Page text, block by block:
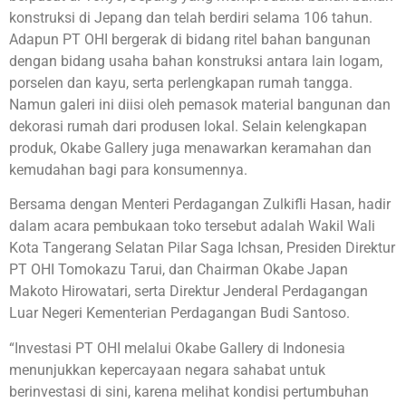
konstruksi di Jepang dan telah berdiri selama 106 tahun.
Adapun PT OHI bergerak di bidang ritel bahan bangunan
dengan bidang usaha bahan konstruksi antara lain logam,
porselen dan kayu, serta perlengkapan rumah tangga.
Namun galeri ini diisi oleh pemasok material bangunan dan
dekorasi rumah dari produsen lokal. Selain kelengkapan
produk, Okabe Gallery juga menawarkan keramahan dan
kemudahan bagi para konsumennya.
Bersama dengan Menteri Perdagangan Zulkifli Hasan, hadir
dalam acara pembukaan toko tersebut adalah Wakil Wali
Kota Tangerang Selatan Pilar Saga Ichsan, Presiden Direktur
PT OHI Tomokazu Tarui, dan Chairman Okabe Japan
Makoto Hirowatari, serta Direktur Jenderal Perdagangan
Luar Negeri Kementerian Perdagangan Budi Santoso.
“Investasi PT OHI melalui Okabe Gallery di Indonesia
menunjukkan kepercayaan negara sahabat untuk
berinvestasi di sini, karena melihat kondisi pertumbuhan